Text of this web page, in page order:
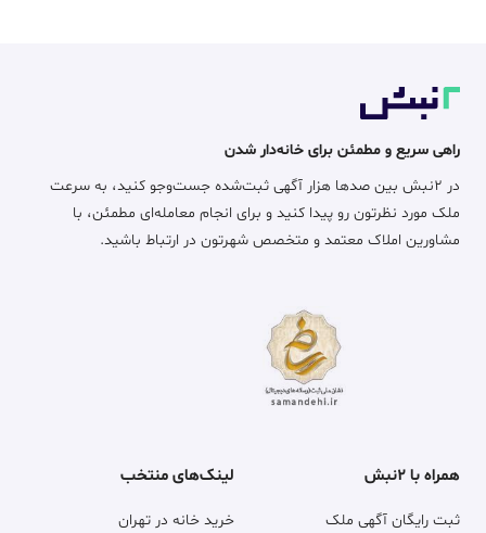
راهی سریع و مطمئن برای خانه‌دار شدن
در ۲نبش بین صدها هزار آگهی ثبت‌شده جست‌وجو کنید، به سرعت
ملک مورد نظرتون رو پیدا کنید و برای انجام معامله‌ای مطمئن، با
مشاورین املاک معتمد و متخصص شهرتون در ارتباط باشید.
همراه با ۲نبش
ثبت رایگان آگهی ملک
لینک‌های منتخب
خرید خانه در تهران